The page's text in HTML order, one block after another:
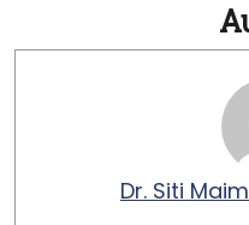
Dr. Siti